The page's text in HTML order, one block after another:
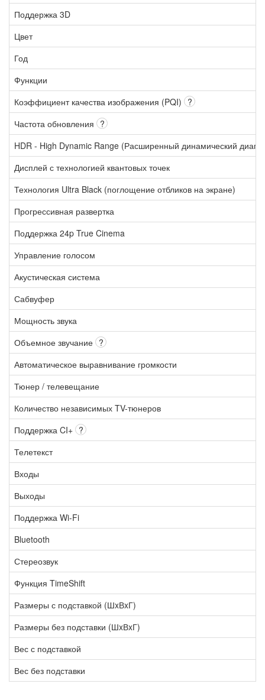
Поддержка 3D
Цвет
Год
Функции
Коэффициент качества изображения (PQI) ?
Частота обновления ?
HDR - High Dynamic Range (Расширенный динамический
Дисплей с технологией квантовых точек
Технология Ultra Black (поглощение отбликов на экране)
Прогрессивная развертка
Поддержка 24p True Cinema
Управление голосом
Акустическая система
Сабвуфер
Мощность звука
Объемное звучание ?
Автоматическое выравнивание громкости
Тюнер / телевещание
Количество независимых TV-тюнеров
Поддержка CI+ ?
Телетекст
Входы
Выходы
Поддержка Wi-Fi
Bluetooth
Стереозвук
Функция TimeShift
Размеры с подставкой (ШxВxГ)
Размеры без подставки (ШxВxГ)
Вес с подставкой
Вес без подставки